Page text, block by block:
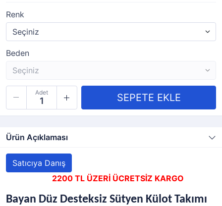
Renk
Beden
Adet
Ürün Açıklaması
Satıcıya Danış
2200 TL ÜZERİ ÜCRETSİZ KARGO
Bayan Düz Desteksiz Sütyen Külot Takımı